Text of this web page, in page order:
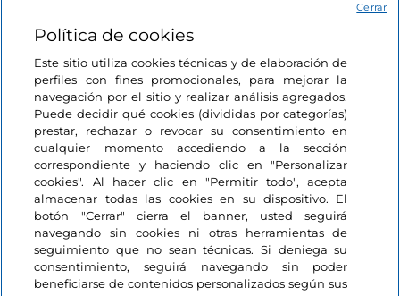
Estamos en contacto
Política de cookies
Este sitio utiliza cookies técnicas y de elaboración de
perfiles con fines promocionales, para mejorar la
navegación por el sitio y realizar análisis agregados.
Puede decidir qué cookies (divididas por categorías)
prestar, rechazar o revocar su consentimiento en
cualquier momento accediendo a la sección
correspondiente y haciendo clic en "Personalizar
cookies". Al hacer clic en "Permitir todo", acepta
almacenar todas las cookies en su dispositivo. El
botón "Cerrar" cierra el banner, usted seguirá
navegando sin cookies ni otras herramientas de
seguimiento que no sean técnicas. Si deniega su
consentimiento, seguirá navegando sin poder
beneficiarse de contenidos personalizados según sus
Cerrar